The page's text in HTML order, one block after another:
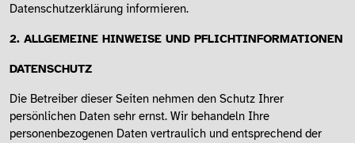
Datenschutzerklärung informieren.
2. ALLGEMEINE HINWEISE UND PFLICHTINFORMATIONEN
DATENSCHUTZ
Die Betreiber dieser Seiten nehmen den Schutz Ihrer
persönlichen Daten sehr ernst. Wir behandeln Ihre
personenbezogenen Daten vertraulich und entsprechend der